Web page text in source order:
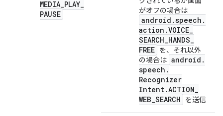
MEDIA_PLAY_
PAUSE
がオフの場合は
android .speech .
action .VOICE_
SEARCH_HANDS_
FREE を、それ以外
の場合は android .
speech .
Recognizer
Intent.ACTION_
WEB_SEARCH を送信